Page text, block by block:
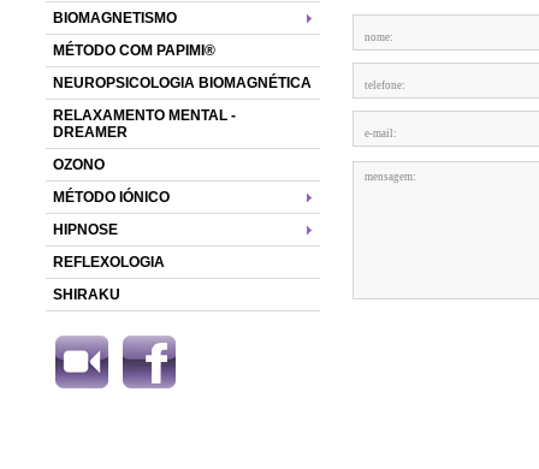
BIOMAGNETISMO
MÉTODO COM PAPIMI®
NEUROPSICOLOGIA BIOMAGNÉTICA
RELAXAMENTO MENTAL -
DREAMER
OZONO
MÉTODO IÓNICO
HIPNOSE
REFLEXOLOGIA
SHIRAKU